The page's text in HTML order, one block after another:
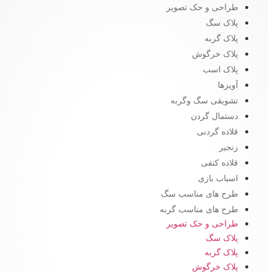
طراحی و حک تصویر
پلاک سگ
پلاک گربه
پلاک خرگوش
پلاک اسب
آویزها
تشویقی سگ وگربه
دستمال گردن
قلاده گردنی
زنجیر
قلاده کتفی
اسباب بازی
طرح های مناسب سگ
طرح های مناسب گربه
طراحی و حک تصویر
پلاک سگ
پلاک گربه
پلاک خرگوش